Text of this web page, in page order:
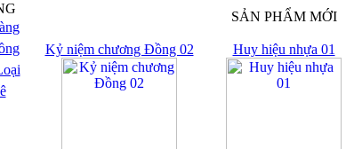
SẢN PHẨM MỚI
Kỷ niệm chương Đồng 02 Huy hiệu nhựa 01